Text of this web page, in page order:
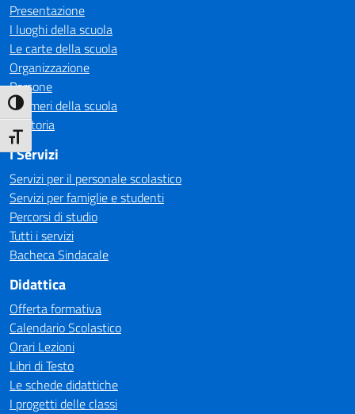
Attiva/disattiva alto contrasto
Attiva/disattiva dimensione testo
Presentazione
I luoghi della scuola
Le carte della scuola
Organizzazione
Persone
I numeri della scuola
La storia
I Servizi
Servizi per il personale scolastico
Servizi per famiglie e studenti
Percorsi di studio
Tutti i servizi
Bacheca Sindacale
Didattica
Offerta formativa
Calendario Scolastico
Orari Lezioni
Libri di Testo
Le schede didattiche
I progetti delle classi